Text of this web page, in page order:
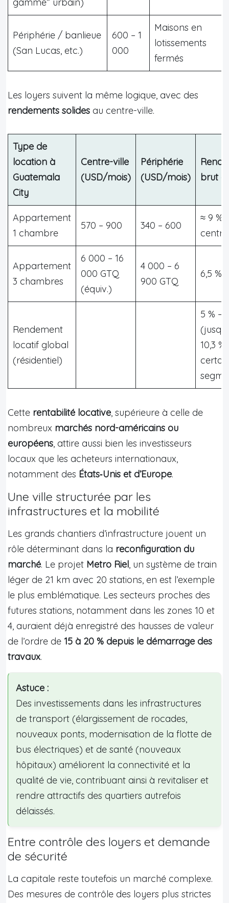
gamme” urbain)
Périphérie / banlieue
(San Lucas, etc.)
600 – 1
000
Maisons en
lotissements
fermés
Les loyers suivent la même logique, avec des
rendements solides au centre-ville.
Type de
location à
Guatemala
City
Centre-ville
(USD/mois)
Périphérie
(USD/mois)
brut
Appartement
1 chambre
570 – 900 340 – 600
≈ 9 %
centre
Appartement
3 chambres
6 000 – 16
000 GTQ
(équiv.)
4 000 – 6
900 GTQ
6,5 %
Rendement
locatif global
(résidentiel)
5 % –
10,3
Cette rentabilité locative, supérieure à celle de
nombreux marchés nord-américains ou
européens, attire aussi bien les investisseurs
locaux que les acheteurs internationaux,
notamment des États‑Unis et d’Europe.
Une ville structurée par les
infrastructures et la mobilité
Les grands chantiers d’infrastructure jouent un
rôle déterminant dans la reconfiguration du
marché. Le projet Metro Riel, un système de train
léger de 21 km avec 20 stations, en est l’exemple
le plus emblématique. Les secteurs proches des
futures stations, notamment dans les zones 10 et
4, auraient déjà enregistré des hausses de valeur
de l’ordre de 15 à 20 % depuis le démarrage des
travaux.
Astuce :
Des investissements dans les infrastructures
de transport (élargissement de rocades,
nouveaux ponts, modernisation de la flotte de
bus électriques) et de santé (nouveaux
hôpitaux) améliorent la connectivité et la
qualité de vie, contribuant ainsi à revitaliser et
rendre attractifs des quartiers autrefois
délaissés.
Entre contrôle des loyers et demande
de sécurité
La capitale reste toutefois un marché complexe.
Des mesures de contrôle des loyers plus strictes